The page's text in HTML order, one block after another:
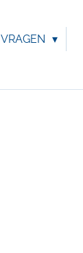
VRAGEN